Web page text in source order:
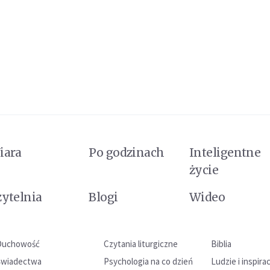
Po godzinach
Inteligentne
życie
Blogi Wideo
Czytania liturgiczne
Biblia
Psychologia na co dzień Ludzie i